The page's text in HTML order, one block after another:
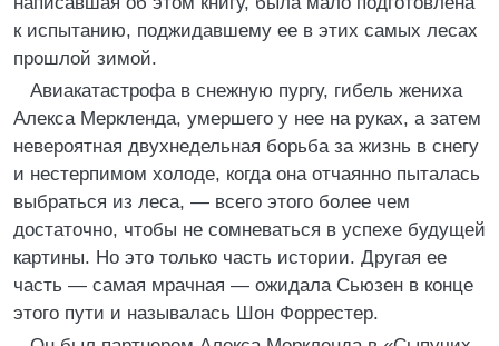
к испытанию, поджидавшему ее в этих самых лесах
прошлой зимой.
Авиакатастрофа в снежную пургу, гибель жениха
Алекса Меркленда, умершего у нее на руках, а затем
невероятная двухнедельная борьба за жизнь в снегу
и нестерпимом холоде, когда она отчаянно пыталась
выбраться из леса, — всего этого более чем
достаточно, чтобы не сомневаться в успехе будущей
картины. Но это только часть истории. Другая ее
часть — самая мрачная — ожидала Сьюзен в конце
этого пути и называлась Шон Форрестер.